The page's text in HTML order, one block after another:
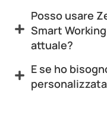
Posso usare
Smart
attuale?
E se ho